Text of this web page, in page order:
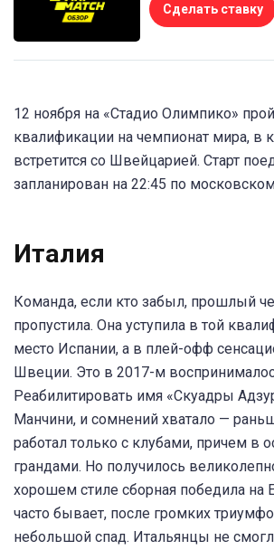
Сделать ставку
12 ноября на «Стадио Олимпико»
квалификации на чемпионат мира, в
встретится со Швейцарией. Старт
запланирован на 22:45 по
Италия
Команда, если кто забыл, прошлый
пропустила. Она уступила в той
место Испании, а в плей-офф
Швеции. Это в 2017-м
Реабилитировать имя «Скуадры
Манчини, и сомнений хватало —
работал только с клубами, причем в
грандами. Но получилось
хорошем стиле сборная победила на
часто бывает, после громких
небольшой спад. Итальянцы не